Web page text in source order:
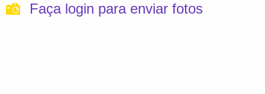
Faça login para enviar fotos